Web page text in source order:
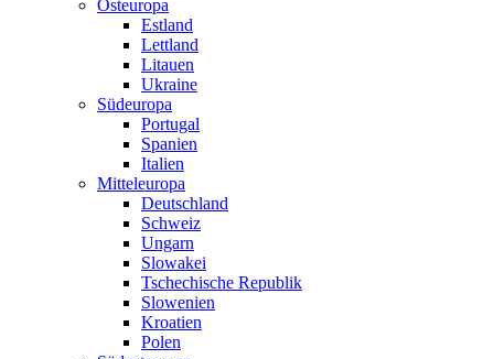
Osteuropa
Estland
Lettland
Litauen
Ukraine
Südeuropa
Portugal
Spanien
Italien
Mitteleuropa
Deutschland
Schweiz
Ungarn
Slowakei
Tschechische Republik
Slowenien
Kroatien
Polen